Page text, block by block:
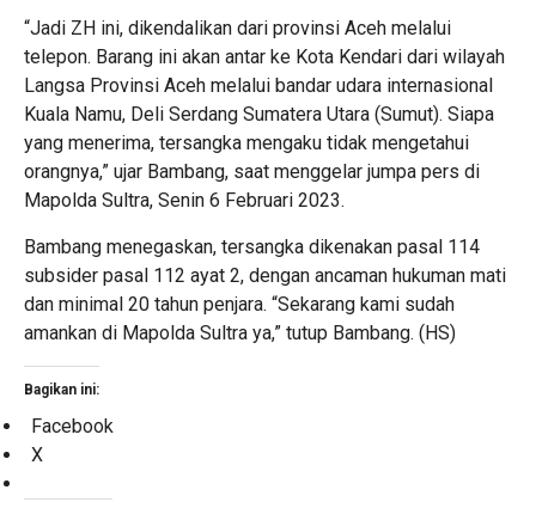
“Jadi ZH ini, dikendalikan dari provinsi Aceh melalui
telepon. Barang ini akan antar ke Kota Kendari dari wilayah
Langsa Provinsi Aceh melalui bandar udara internasional
Kuala Namu, Deli Serdang Sumatera Utara (Sumut). Siapa
yang menerima, tersangka mengaku tidak mengetahui
orangnya,” ujar Bambang, saat menggelar jumpa pers di
Mapolda Sultra, Senin 6 Februari 2023.
Bambang menegaskan, tersangka dikenakan pasal 114
subsider pasal 112 ayat 2, dengan ancaman hukuman mati
dan minimal 20 tahun penjara. “Sekarang kami sudah
amankan di Mapolda Sultra ya,” tutup Bambang. (HS)
Bagikan ini:
Facebook
X